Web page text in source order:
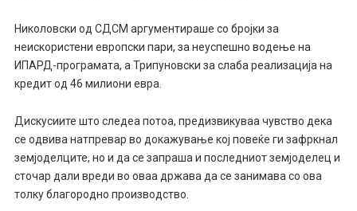
Николовски од СДСМ аргументираше со бројки за
неискористени европски пари, за неуспешно водење на
ИПАРД-програмата, а Трипуновски за слаба реализација на
кредит од 46 милиони евра.
Дискусиите што следеа потоа, предизвикуваа чувство дека
се одвива натпревар во докажување кој повеќе ги зафркнал
земјоделците, но и да се запраша и последниот земјоделец и
сточар дали вреди во оваа држава да се занимава со ова
толку благородно производство.